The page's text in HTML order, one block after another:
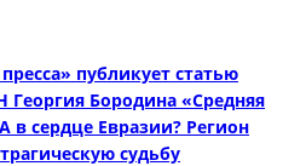
публикует статью
Бородина «Средняя
сердце Евразии? Регион
судьбу